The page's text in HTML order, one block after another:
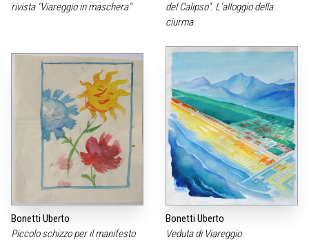
rivista "Viareggio in maschera"
del Calipso". L‘alloggio della
ciurma
Bonetti Uberto
Piccolo schizzo per il manifesto
Bonetti Uberto
Veduta di Viareggio